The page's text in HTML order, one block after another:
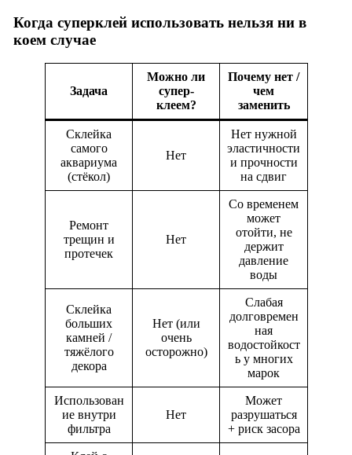
Когда суперклей использовать нельзя ни в
коем случае
Задача
Можно ли
супер-
клеем?
Почему нет /
чем
заменить
Склейка
самого
аквариума
(стёкол)
Нет
Нет нужной
эластичности
и прочности
на сдвиг
Ремонт
трещин и
протечек
Нет
Со временем
может
отойти, не
держит
давление
воды
Склейка
больших
камней /
тяжёлого
декора
Нет (или
очень
осторожно)
Слабая
долговремен
ная
водостойкост
ь у многих
марок
Использован
ие внутри
фильтра
Нет
Может
разрушаться
+ риск засора